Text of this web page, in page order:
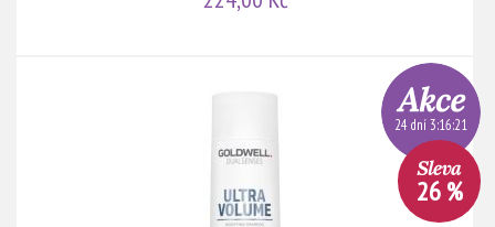
24 dní 3:16:20
26 %